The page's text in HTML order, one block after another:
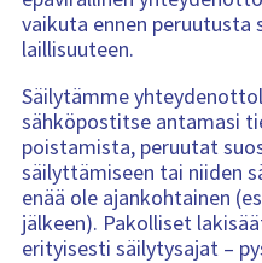
vaikuta ennen
laillisuuteen.
Säilytämme
sähköpostitse antamasi
poistamista, peruutat
säilyttämiseen tai niiden
enää ole ajankohtainen
jälkeen). Pakolliset
erityisesti säilytysajat –